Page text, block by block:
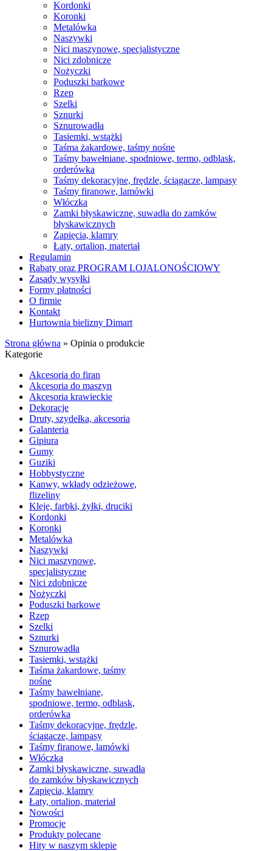
Kordonki
Koronki
Metalówka
Naszywki
Nici maszynowe, specjalistyczne
Nici zdobnicze
Nożyczki
Poduszki barkowe
Rzep
Szelki
Sznurki
Sznurowadła
Tasiemki, wstążki
Taśma żakardowe, taśmy nośne
Taśmy bawełniane, spodniowe, termo, odblask,
orderówka
Taśmy dekoracyjne, frędzle, ściągacze, lampasy
Taśmy firanowe, lamówki
Włóczka
Zamki błyskawiczne, suwadła do zamków
błyskawicznych
Zapięcia, klamry
Łaty, ortalion, materiał
Regulamin
Rabaty oraz PROGRAM LOJALONOŚCIOWY
Zasady wysyłki
Formy płatności
O firmie
Kontakt
Hurtownia bielizny Dimart
Strona główna » Opinia o produkcie
Kategorie
Akcesoria do firan
Akcesoria do maszyn
Akcesoria krawieckie
Dekoracje
Druty, szydełka, akcesoria
Galanteria
Gipiura
Gumy
Guziki
Hobbystyczne
Kanwy, wkłady odzieżowe,
flizeliny
Kleje, farbki, żyłki, druciki
Kordonki
Koronki
Metalówka
Naszywki
Nici maszynowe,
specjalistyczne
Nici zdobnicze
Nożyczki
Poduszki barkowe
Rzep
Szelki
Sznurki
Sznurowadła
Tasiemki, wstążki
Taśma żakardowe, taśmy
nośne
Taśmy bawełniane,
spodniowe, termo, odblask,
orderówka
Taśmy dekoracyjne, frędzle,
ściągacze, lampasy
Taśmy firanowe, lamówki
Włóczka
Zamki błyskawiczne, suwadła
do zamków błyskawicznych
Zapięcia, klamry
Łaty, ortalion, materiał
Nowości
Promocje
Produkty polecane
Hity w naszym sklepie